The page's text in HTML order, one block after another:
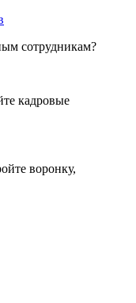
сотрудникам?
кадровые
воронку,